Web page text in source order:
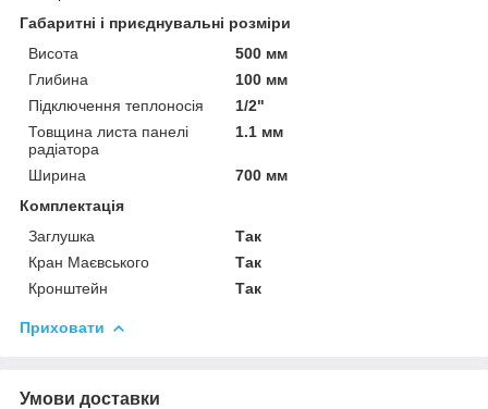
Габаритні і приєднувальні розміри
Висота
500 мм
Глибина
100 мм
Підключення теплоносія
1/2"
Товщина листа панелі
радіатора
1.1 мм
Ширина
700 мм
Комплектація
Заглушка
Так
Кран Маєвського
Так
Кронштейн
Так
Приховати
Умови доставки